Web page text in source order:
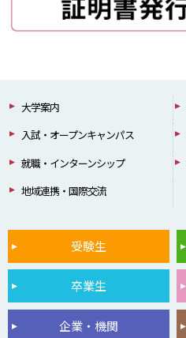
大学案内
入試・オープンキャンパス
就職・インターンシップ
地域連携・国際交流
受験生
卒業生
企業・機関